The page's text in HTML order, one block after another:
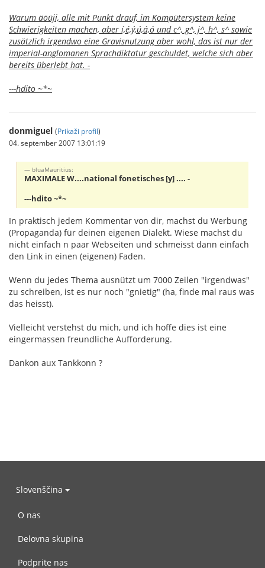
Warum äöüji, alle mit Punkt drauf, im Kompütersystem keine
Schwierigkeiten machen, aber í,é,ý,ú,á,ó und c^, g^, j^, h^, s^ sowie
zusätzlich irgendwo eine Gravisnutzung aber wohl, das ist nur der
imperial-anglomanen Sprachdiktatur geschuldet, welche sich aber
bereits überlebt hat. -
---hdito ~*~
donmiguel (Prikaži profil)
04. september 2007 13:01:19
bluaMauritius:
MAXIMALE W....national fonetisches [y] .... -
---hdito ~*~
In praktisch jedem Kommentar von dir, machst du Werbung
(Propaganda) für deinen eigenen Dialekt. Wiese machst du
nicht einfach n paar Webseiten und schmeisst dann einfach
den Link in einen (eigenen) Faden.
Wenn du jedes Thema ausnützt um 7000 Zeilen "irgendwas"
zu schreiben, ist es nur noch "gnietig" (ha, finde mal raus was
das heisst).
Vielleicht verstehst du mich, und ich hoffe dies ist eine
eingermassen freundliche Aufforderung.
Dankon aux Tankkonn ?
Slovenščina
O nas
Delovna skupina
Podprite nas